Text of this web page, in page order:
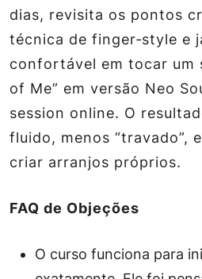
dias, revisita os pontos
técnica de finger‑style e
confortável em tocar um
of Me” em versão Neo
session online. O
fluido, menos “travado”,
criar arranjos próprios.
FAQ de Objeções
O curso funciona para